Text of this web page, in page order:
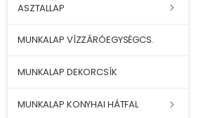
ASZTALLAP
MUNKALAP VÍZZÁRÓEGYSÉGCS.
MUNKALAP DEKORCSÍK
MUNKALAP KONYHAI HÁTFAL